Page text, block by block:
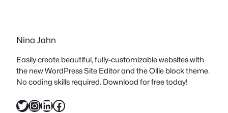
arrangierten Arbeiten richtig gut!!! Oder
Nina Jahn
Easily create beautiful, fully-customizable websites with
the new WordPress Site Editor and the Ollie block theme.
No coding skills required. Download for free today!
Twitter InstagramLinkedIn Facebook